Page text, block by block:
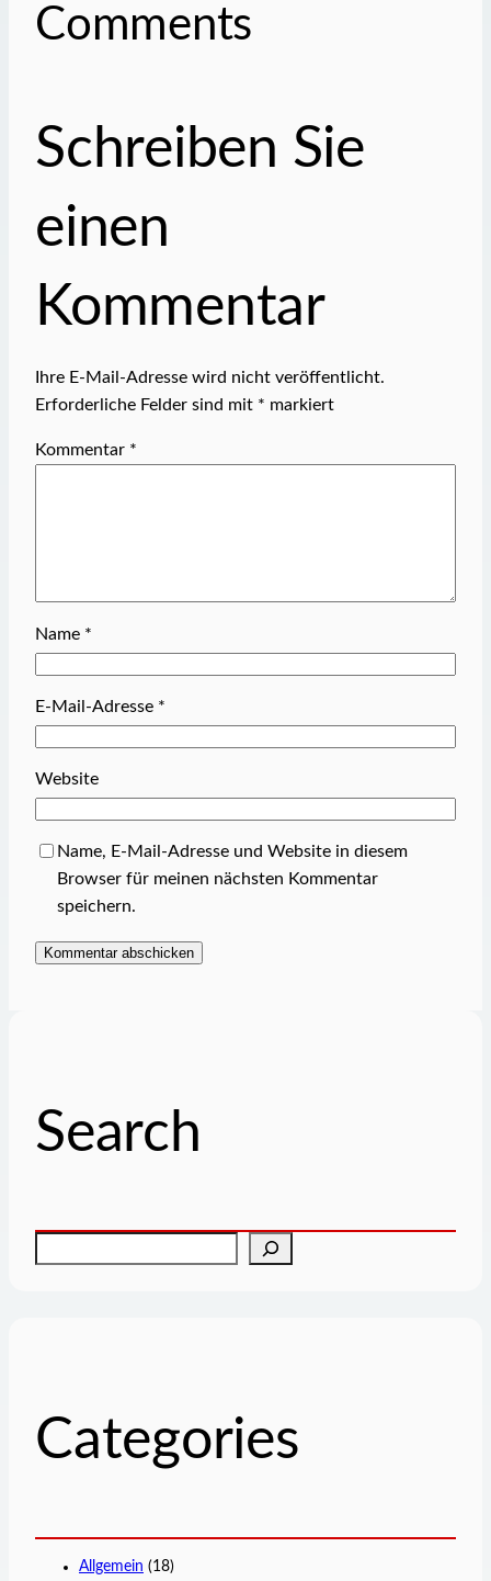
Comments
Schreiben Sie
einen
Kommentar
Ihre E-Mail-Adresse wird nicht veröffentlicht.
Erforderliche Felder sind mit * markiert
Kommentar *
Name *
E-Mail-Adresse *
Website
Name, E-Mail-Adresse und Website in diesem
Browser für meinen nächsten Kommentar
speichern.
Search
Categories
Allgemein (18)